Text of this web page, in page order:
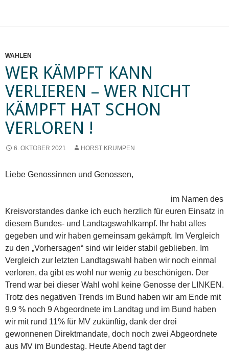
WAHLEN
WER KÄMPFT KANN
VERLIEREN – WER NICHT
KÄMPFT HAT SCHON
VERLOREN !
6. OKTOBER 2021 HORST KRUMPEN
Liebe Genossinnen und Genossen,
im Namen des
Kreisvorstandes danke ich euch herzlich für euren Einsatz in
diesem Bundes- und Landtagswahlkampf. Ihr habt alles
gegeben und wir haben gemeinsam gekämpft. Im Vergleich
zu den „Vorhersagen“ sind wir leider stabil geblieben. Im
Vergleich zur letzten Landtagswahl haben wir noch einmal
verloren, da gibt es wohl nur wenig zu beschönigen. Der
Trend war bei dieser Wahl wohl keine Genosse der LINKEN.
Trotz des negativen Trends im Bund haben wir am Ende mit
9,9 % noch 9 Abgeordnete im Landtag und im Bund haben
wir mit rund 11% für MV zukünftig, dank der drei
gewonnenen Direktmandate, doch noch zwei Abgeordnete
aus MV im Bundestag. Heute Abend tagt der